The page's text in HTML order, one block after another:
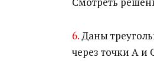
6. Даны
через точки А и